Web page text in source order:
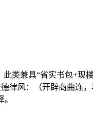
类兼具“省实书包+现
律风：（开辟商曲连